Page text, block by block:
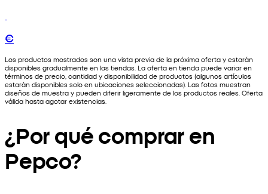
€
Los productos mostrados son una vista previa de la próxima oferta y estarán
disponibles gradualmente en las tiendas. La oferta en tienda puede variar en
términos de precio, cantidad y disponibilidad de productos (algunos artículos
estarán disponibles solo en ubicaciones seleccionadas). Las fotos muestran
diseños de muestra y pueden diferir ligeramente de los productos reales. Oferta
válida hasta agotar existencias.
¿Por qué comprar en
Pepco?